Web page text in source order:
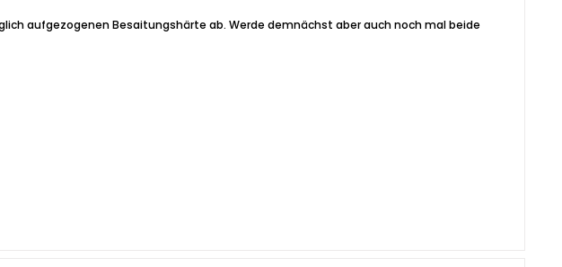
aufgezogenen Besaitungshärte ab. Werde demnächst aber auch noch mal beide